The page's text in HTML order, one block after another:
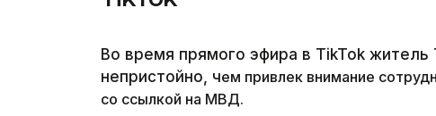
Во время прямого эфира в TikTok житель
непристойно, чем привлек внимание
со ссылкой на МВД.